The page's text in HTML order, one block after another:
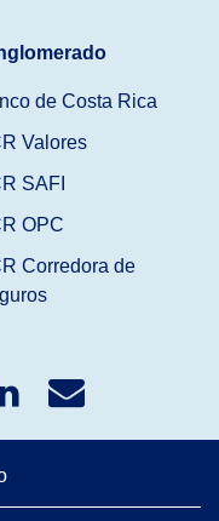
de Costa Rica
Valores
SAFI
OPC
Corredora de